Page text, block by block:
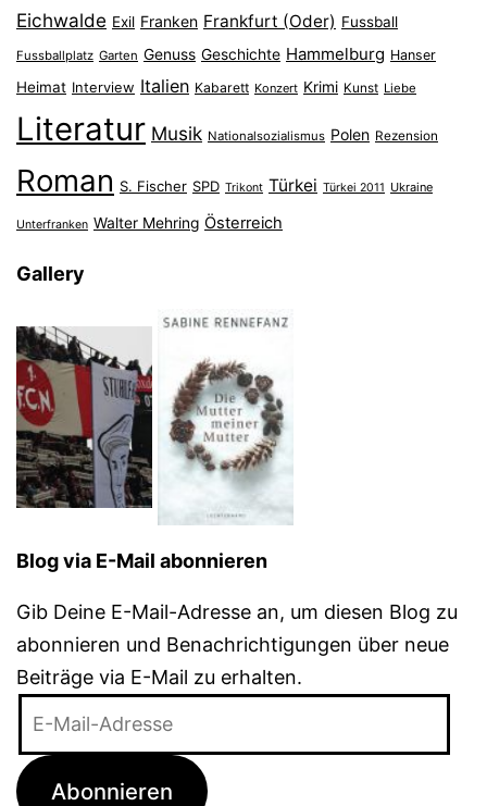
Eichwalde Exil Franken Frankfurt (Oder) Fussball
Fussballplatz Garten Genuss Geschichte Hammelburg Hanser
Heimat Interview Italien Kabarett Konzert Krimi Kunst Liebe
Literatur Musik Nationalsozialismus Polen Rezension
Roman S. Fischer SPD Trikont Türkei Türkei 2011 Ukraine
Unterfranken Walter Mehring Österreich
Gallery
Blog via E-Mail abonnieren
Gib Deine E-Mail-Adresse an, um diesen Blog zu
abonnieren und Benachrichtigungen über neue
Beiträge via E-Mail zu erhalten.
Adresse
Abonnieren